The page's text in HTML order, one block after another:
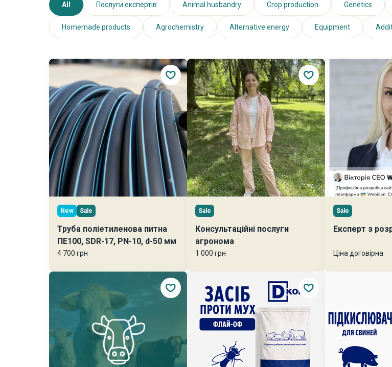
All Послуги експертів Animal husbandry Crop production Genetics
Homemade products Agrochemistry Alternative energy Equipment
New Sale
Труба поліетиленова питна
ПЕ100, SDR-17, PN-10, d-50 мм
4 700 грн
Sale
Консультаційні послуги
агронома
1 000 грн
Sale
Експерт з
Ціна договірна